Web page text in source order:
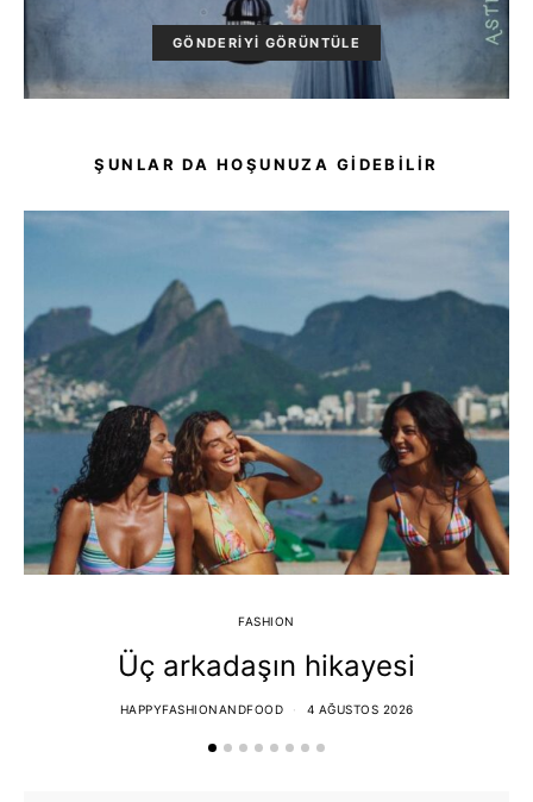
GÖNDERIYI GÖRÜNTÜLE
ŞUNLAR DA HOŞUNUZA GIDEBILIR
FASHION
Üç arkadaşın hikayesi
HAPPYFASHIONANDFOOD 4 AĞUSTOS 2026